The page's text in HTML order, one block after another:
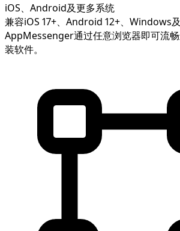
iOS、Android及更多系统
兼容iOS 17+、Android 12+、Windows及
AppMessenger通过任意浏览器即可流
装软件。